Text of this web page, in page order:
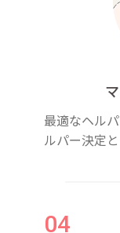
最適なヘル
ルパー決定